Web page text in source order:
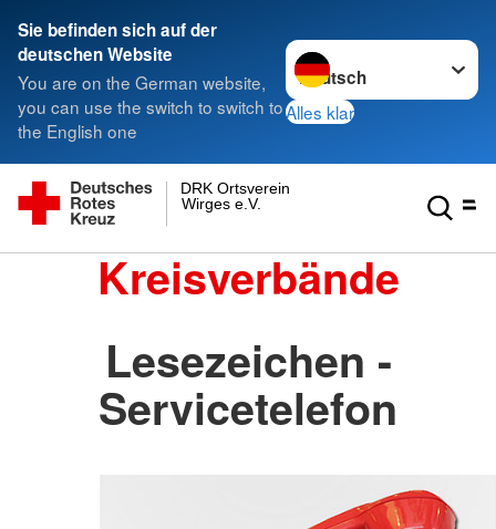
Sie befinden sich auf der
deutschen Website
You are on the German website,
you can use the switch to switch to
the English one
Sprache wechseln zu
Alles klar
Wirges e.V.
DRK Ortsverein
Kreisverbände
Lesezeichen -
Servicetelefon